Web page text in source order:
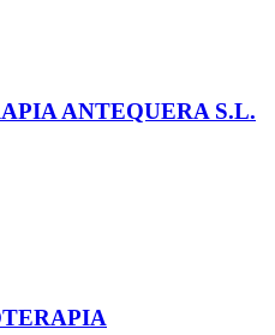
ANTEQUERA S.L.